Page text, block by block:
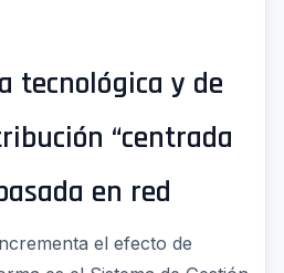
tecnológica y de
“centrada
en red
el efecto de